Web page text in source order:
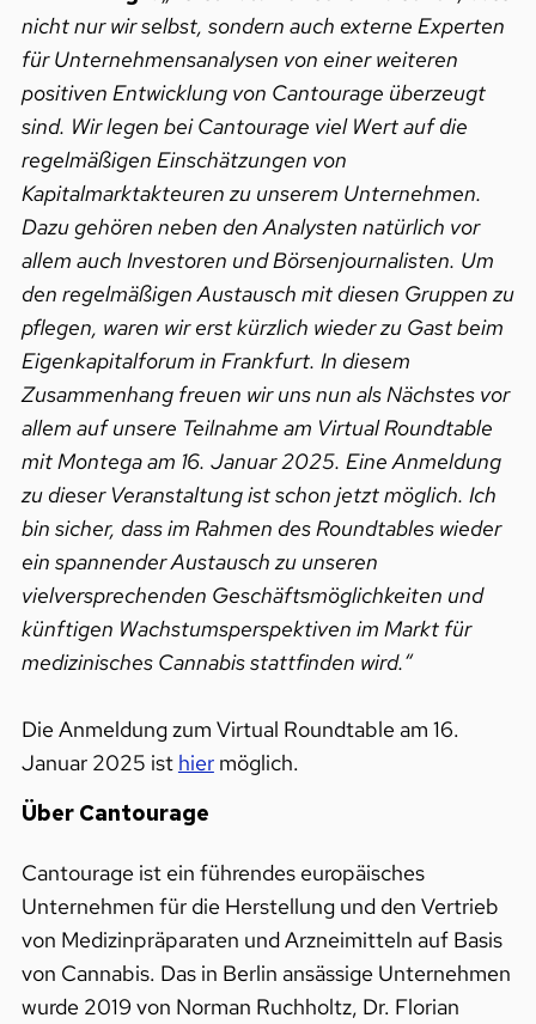
nicht nur wir selbst, sondern auch externe Experten
für Unternehmensanalysen von einer weiteren
positiven Entwicklung von Cantourage überzeugt
sind. Wir legen bei Cantourage viel Wert auf die
regelmäßigen Einschätzungen von
Kapitalmarktakteuren zu unserem Unternehmen.
Dazu gehören neben den Analysten natürlich vor
allem auch Investoren und Börsenjournalisten. Um
den regelmäßigen Austausch mit diesen Gruppen zu
pflegen, waren wir erst kürzlich wieder zu Gast beim
Eigenkapitalforum in Frankfurt. In diesem
Zusammenhang freuen wir uns nun als Nächstes vor
allem auf unsere Teilnahme am Virtual Roundtable
mit Montega am 16. Januar 2025. Eine Anmeldung
zu dieser Veranstaltung ist schon jetzt möglich. Ich
bin sicher, dass im Rahmen des Roundtables wieder
ein spannender Austausch zu unseren
vielversprechenden Geschäftsmöglichkeiten und
künftigen Wachstumsperspektiven im Markt für
medizinisches Cannabis stattfinden wird.“
Die Anmeldung zum Virtual Roundtable am 16.
Januar 2025 ist hiermöglich.
Über Cantourage
Cantourage ist ein führendes europäisches
Unternehmen für die Herstellung und den Vertrieb
von Medizinpräparaten und Arzneimitteln auf Basis
von Cannabis. Das in Berlin ansässige Unternehmen
wurde 2019 von Norman Ruchholtz, Dr. Florian